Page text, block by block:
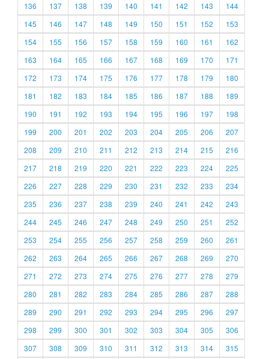
136
137 138 139 140 141 142 143
144
145
146 147 148 149 150 151 152
153
154
155 156 157 158 159 160 161
162
163
164 165 166 167 168 169 170
171
172
173 174 175 176 177 178 179
180
181
182 183 184 185 186 187 188
189
190
191 192 193 194 195 196 197
198
199
200 201 202 203 204 205 206
207
208
209 210 211 212 213 214 215
216
217
218 219 220 221 222 223 224
225
226
227 228 229 230 231 232 233
234
235
236 237 238 239 240 241 242
243
244
245 246 247 248 249 250 251
252
253
254 255 256 257 258 259 260
261
262
263 264 265 266 267 268 269
270
271
272 273 274 275 276 277 278
279
280
281 282 283 284 285 286 287
288
289
290 291 292 293 294 295 296
297
298
299 300 301 302 303 304 305
306
307
308 309 310 311 312 313 314 315